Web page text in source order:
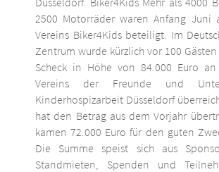
2500 Motorräder waren Anfang Juni
Vereins Biker4Kids beteiligt. Im
Zentrum wurde kürzlich vor 100
Scheck in Höhe von 84.000 Euro
Vereins der Freunde und
Kinderhospizarbeit Düsseldorf
hat den Betrag aus dem Vorjahr
kamen 72.000 Euro für den guten
Die Summe speist sich aus
Standmieten, Spenden und